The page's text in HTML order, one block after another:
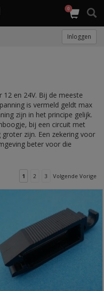
0
Inloggen
12 en 24V. Bij de meeste
is vermeld geldt max
zijn in het principe gelijk.
bij een circuit met
zijn. Een zekering voor
beter voor die
1 2 3 Volgende Vorige